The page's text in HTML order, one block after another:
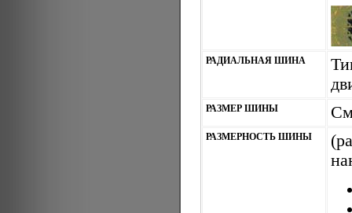
РАДИАЛЬНАЯ ШИНА
РАЗМЕР ШИНЫ
РАЗМЕРНОСТЬ ШИНЫ